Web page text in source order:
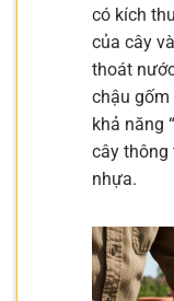
có kích
của cây
thoát
chậu
khả năng
cây thông
nhựa.